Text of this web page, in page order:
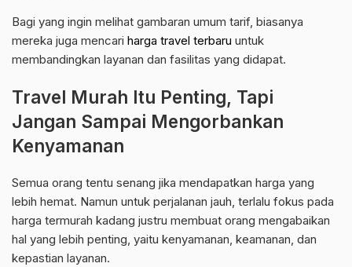
Bagi yang ingin melihat gambaran umum tarif, biasanya
mereka juga mencari harga travel terbaru untuk
membandingkan layanan dan fasilitas yang didapat.
Travel Murah Itu Penting, Tapi
Jangan Sampai Mengorbankan
Kenyamanan
Semua orang tentu senang jika mendapatkan harga yang
lebih hemat. Namun untuk perjalanan jauh, terlalu fokus pada
harga termurah kadang justru membuat orang mengabaikan
hal yang lebih penting, yaitu kenyamanan, keamanan, dan
kepastian layanan.